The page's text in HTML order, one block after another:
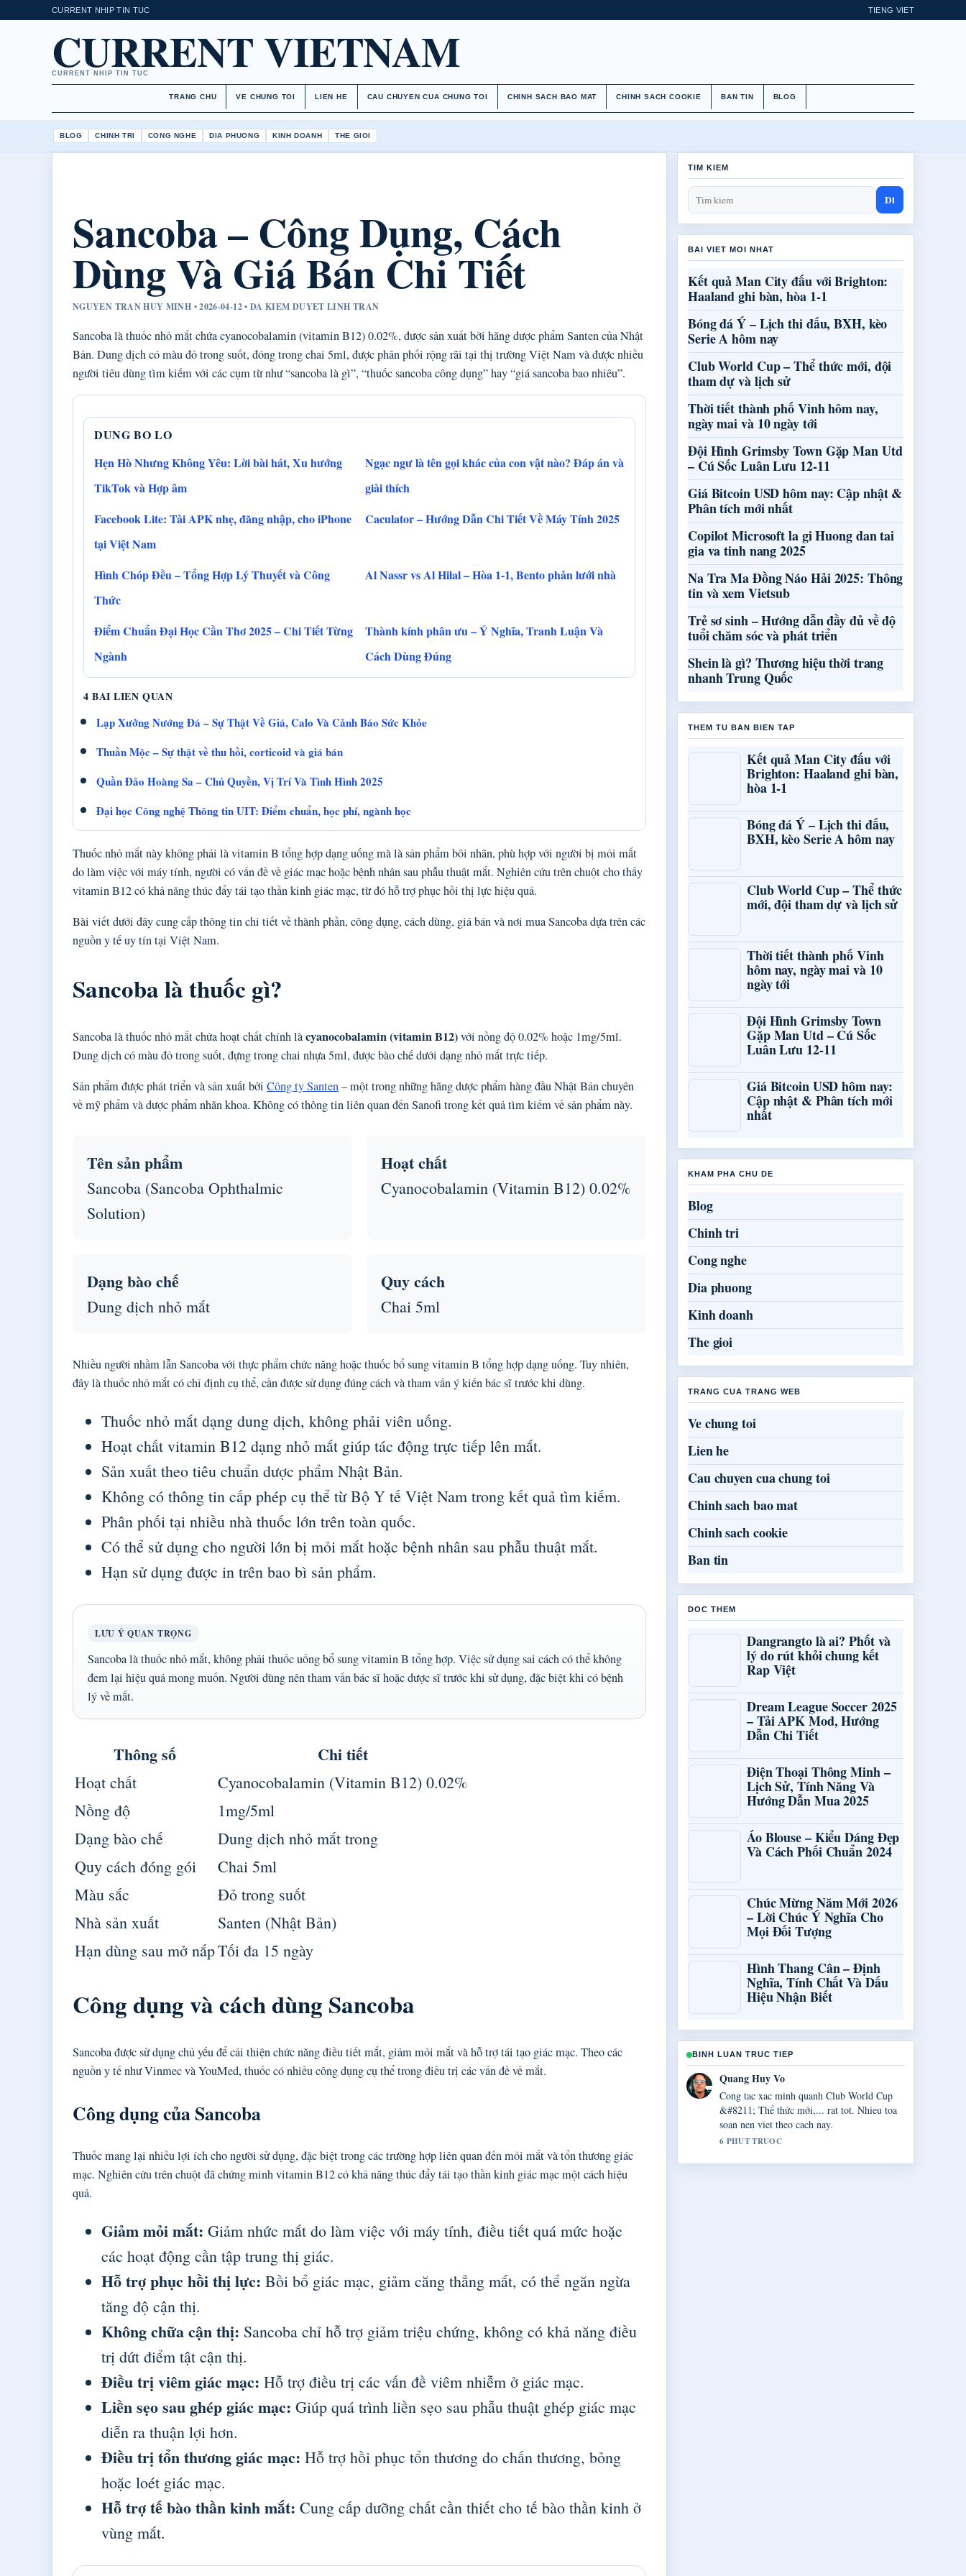
CURRENT NHIP TIN TUC TIENG VIET
CURRENT VIETNAM
CURRENT NHIP TIN TUC
TRANG CHU VE CHUNG TOI LIEN HE CAU CHUYEN CUA CHUNG TOI CHINH SACH BAO MAT CHINH SACH COOKIE BAN TIN BLOG
BLOG CHINH TRI CONG NGHE DIA PHUONG KINH DOANH THE GIOI
Sancoba – Công Dụng, Cách
Dùng Và Giá Bán Chi Tiết
NGUYEN TRAN HUY MINH • 2026-04-12 • DA KIEM DUYET LINH TRAN
Sancoba là thuốc nhỏ mắt chứa cyanocobalamin (vitamin B12) 0.02%, được sản xuất bởi hãng dược phẩm Santen của Nhật
Bản. Dung dịch có màu đỏ trong suốt, đóng trong chai 5ml, được phân phối rộng rãi tại thị trường Việt Nam và được nhiều
người tiêu dùng tìm kiếm với các cụm từ như “sancoba là gì”, “thuốc sancoba công dụng” hay “giá sancoba bao nhiêu”.
DUNG BO LO
Hẹn Hò Nhưng Không Yêu: Lời bài hát, Xu hướng
TikTok và Hợp âm
Ngạc ngư là tên gọi khác của con vật nào? Đáp án và
giải thích
Facebook Lite: Tải APK nhẹ, đăng nhập, cho iPhone
tại Việt Nam
Caculator – Hướng Dẫn Chi Tiết Về Máy Tính 2025
Hình Chóp Đều – Tổng Hợp Lý Thuyết và Công
Thức
Al Nassr vs Al Hilal – Hòa 1-1, Bento phản lưới nhà
Điểm Chuẩn Đại Học Cần Thơ 2025 – Chi Tiết Từng
Ngành
Thành kính phân ưu – Ý Nghĩa, Tranh Luận Và
Cách Dùng Đúng
4 BAI LIEN QUAN
Lạp Xưởng Nướng Đá – Sự Thật Về Giá, Calo Và Cảnh Báo Sức Khỏe
Thuần Mộc – Sự thật về thu hồi, corticoid và giá bán
Quần Đảo Hoàng Sa – Chủ Quyền, Vị Trí Và Tình Hình 2025
Đại học Công nghệ Thông tin UIT: Điểm chuẩn, học phí, ngành học
Thuốc nhỏ mắt này không phải là vitamin B tổng hợp dạng uống mà là sản phẩm bôi nhãn, phù hợp với người bị mỏi mắt
do làm việc với máy tính, người có vấn đề về giác mạc hoặc bệnh nhân sau phẫu thuật mắt. Nghiên cứu trên chuột cho thấy
vitamin B12 có khả năng thúc đẩy tái tạo thần kinh giác mạc, từ đó hỗ trợ phục hồi thị lực hiệu quả.
Bài viết dưới đây cung cấp thông tin chi tiết về thành phần, công dụng, cách dùng, giá bán và nơi mua Sancoba dựa trên các
nguồn y tế uy tín tại Việt Nam.
Sancoba là thuốc gì?
Sancoba là thuốc nhỏ mắt chứa hoạt chất chính làcyanocobalamin (vitamin B12)với nồng độ 0.02% hoặc 1mg/5ml.
Dung dịch có màu đỏ trong suốt, đựng trong chai nhựa 5ml, được bào chế dưới dạng nhỏ mắt trực tiếp.
Sản phẩm được phát triển và sản xuất bởi Công ty Santen– một trong những hãng dược phẩm hàng đầu Nhật Bản chuyên
về mỹ phẩm và dược phẩm nhãn khoa. Không có thông tin liên quan đến Sanofi trong kết quả tìm kiếm về sản phẩm này.
Tên sản phẩm
Sancoba (Sancoba Ophthalmic
Solution)
Hoạt chất
Cyanocobalamin (Vitamin B12) 0.02%
Dạng bào chế
Dung dịch nhỏ mắt
Quy cách
Chai 5ml
Nhiều người nhầm lẫn Sancoba với thực phẩm chức năng hoặc thuốc bổ sung vitamin B tổng hợp dạng uống. Tuy nhiên,
đây là thuốc nhỏ mắt có chỉ định cụ thể, cần được sử dụng đúng cách và tham vấn ý kiến bác sĩ trước khi dùng.
Thuốc nhỏ mắt dạng dung dịch, không phải viên uống.
Hoạt chất vitamin B12 dạng nhỏ mắt giúp tác động trực tiếp lên mắt.
Sản xuất theo tiêu chuẩn dược phẩm Nhật Bản.
Không có thông tin cấp phép cụ thể từ Bộ Y tế Việt Nam trong kết quả tìm kiếm.
Phân phối tại nhiều nhà thuốc lớn trên toàn quốc.
Có thể sử dụng cho người lớn bị mỏi mắt hoặc bệnh nhân sau phẫu thuật mắt.
Hạn sử dụng được in trên bao bì sản phẩm.
LƯU Ý QUAN TRỌNG
Sancoba là thuốc nhỏ mắt, không phải thuốc uống bổ sung vitamin B tổng hợp. Việc sử dụng sai cách có thể không
đem lại hiệu quả mong muốn. Người dùng nên tham vấn bác sĩ hoặc dược sĩ trước khi sử dụng, đặc biệt khi có bệnh
lý về mắt.
Thông số Chi tiết
Hoạt chất
Cyanocobalamin (Vitamin B12) 0.02%
Nồng độ
1mg/5ml
Dạng bào chế
Dung dịch nhỏ mắt trong
Quy cách đóng gói
Chai 5ml
Màu sắc
Đỏ trong suốt
Nhà sản xuất
Santen (Nhật Bản)
Hạn dùng sau mở nắpTối đa 15 ngày
Công dụng và cách dùng Sancoba
Sancoba được sử dụng chủ yếu để cải thiện chức năng điều tiết mắt, giảm mỏi mắt và hỗ trợ tái tạo giác mạc. Theo các
nguồn y tế như Vinmec và YouMed, thuốc có nhiều công dụng cụ thể trong điều trị các vấn đề về mắt.
Công dụng của Sancoba
Thuốc mang lại nhiều lợi ích cho người sử dụng, đặc biệt trong các trường hợp liên quan đến mỏi mắt và tổn thương giác
mạc. Nghiên cứu trên chuột đã chứng minh vitamin B12 có khả năng thúc đẩy tái tạo thần kinh giác mạc một cách hiệu
quả.
Giảm mỏi mắt: Giảm nhức mắt do làm việc với máy tính, điều tiết quá mức hoặc
các hoạt động cần tập trung thị giác.
Hỗ trợ phục hồi thị lực: Bồi bổ giác mạc, giảm căng thẳng mắt, có thể ngăn ngừa
tăng độ cận thị.
Không chữa cận thị: Sancoba chỉ hỗ trợ giảm triệu chứng, không có khả năng điều
trị dứt điểm tật cận thị.
Điều trị viêm giác mạc: Hỗ trợ điều trị các vấn đề viêm nhiễm ở giác mạc.
Liền sẹo sau ghép giác mạc: Giúp quá trình liền sẹo sau phẫu thuật ghép giác mạc
diễn ra thuận lợi hơn.
Điều trị tổn thương giác mạc: Hỗ trợ hồi phục tổn thương do chấn thương, bỏng
hoặc loét giác mạc.
Hỗ trợ tế bào thần kinh mắt: Cung cấp dưỡng chất cần thiết cho tế bào thần kinh ở
vùng mắt.
TIM KIEM
Di
BAI VIET MOI NHAT
Kết quả Man City đấu với Brighton:
Haaland ghi bàn, hòa 1-1
Bóng đá Ý – Lịch thi đấu, BXH, kèo
Serie A hôm nay
Club World Cup – Thể thức mới, đội
tham dự và lịch sử
Thời tiết thành phố Vinh hôm nay,
ngày mai và 10 ngày tới
Đội Hình Grimsby Town Gặp Man Utd
– Cú Sốc Luân Lưu 12-11
Giá Bitcoin USD hôm nay: Cập nhật &
Phân tích mới nhất
Copilot Microsoft la gi Huong dan tai
gia va tinh nang 2025
Na Tra Ma Đồng Náo Hải 2025: Thông
tin và xem Vietsub
Trẻ sơ sinh – Hướng dẫn đầy đủ về độ
tuổi chăm sóc và phát triển
Shein là gì? Thương hiệu thời trang
nhanh Trung Quốc
THEM TU BAN BIEN TAP
Kết quả Man City đấu với
Brighton: Haaland ghi bàn,
hòa 1-1
Bóng đá Ý – Lịch thi đấu,
BXH, kèo Serie A hôm nay
Club World Cup – Thể thức
mới, đội tham dự và lịch sử
Thời tiết thành phố Vinh
hôm nay, ngày mai và 10
ngày tới
Đội Hình Grimsby Town
Gặp Man Utd – Cú Sốc
Luân Lưu 12-11
Giá Bitcoin USD hôm nay:
Cập nhật & Phân tích mới
nhất
KHAM PHA CHU DE
Blog
Chinh tri
Cong nghe
Dia phuong
Kinh doanh
The gioi
TRANG CUA TRANG WEB
Ve chung toi
Lien he
Cau chuyen cua chung toi
Chinh sach bao mat
Chinh sach cookie
Ban tin
DOC THEM
Dangrangto là ai? Phốt và
lý do rút khỏi chung kết
Rap Việt
Dream League Soccer 2025
– Tải APK Mod, Hướng
Dẫn Chi Tiết
Điện Thoại Thông Minh –
Lịch Sử, Tính Năng Và
Hướng Dẫn Mua 2025
Áo Blouse – Kiểu Dáng Đẹp
Và Cách Phối Chuẩn 2024
Chúc Mừng Năm Mới 2026
– Lời Chúc Ý Nghĩa Cho
Mọi Đối Tượng
Hình Thang Cân – Định
Nghĩa, Tính Chất Và Dấu
Hiệu Nhận Biết
BINH LUAN TRUC TIEP
Thanh Ha Dang
Tong hop rat tot ve Kết quả Man City đấu
với Brighton:.... Day la ban tom tat ro rang
nhat toi thay hom nay.
8 PHUT TRUOC